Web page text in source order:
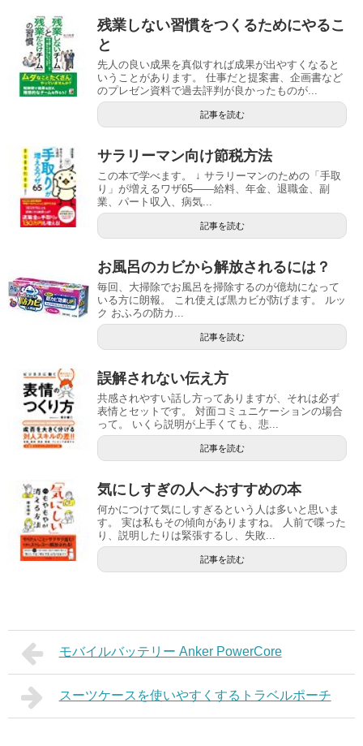
残業しない習慣をつくるためにやるこ
と
先人の良い成果を真似すれば成果が出やすくなると
いうことがあります。 仕事だと提案書、企画書など
のプレゼン資料で過去評判が良かったものが...
記事を読む
サラリーマン向け節税方法
この本で学べます。 ↓ サラリーマンのための「手取
り」が増えるワザ65――給料、年金、退職金、副
業、パート収入、病気...
記事を読む
お風呂のカビから解放されるには？
毎回、大掃除でお風呂を掃除するのが億劫になって
いる方に朗報。 これ使えば黒カビが防げます。 ルッ
ク おふろの防カ...
記事を読む
誤解されない伝え方
共感されやすい話し方ってありますが、それは必ず
表情とセットです。 対面コミュニケーションの場合
って。 いくら説明が上手くても、悲...
記事を読む
気にしすぎの人へおすすめの本
何かにつけて気にしすぎるという人は多いと思いま
す。 実は私もその傾向がありますね。 人前で喋った
り、説明したりは緊張するし、失敗...
記事を読む
モバイルバッテリー Anker PowerCore
スーツケースを使いやすくするトラベルポーチ